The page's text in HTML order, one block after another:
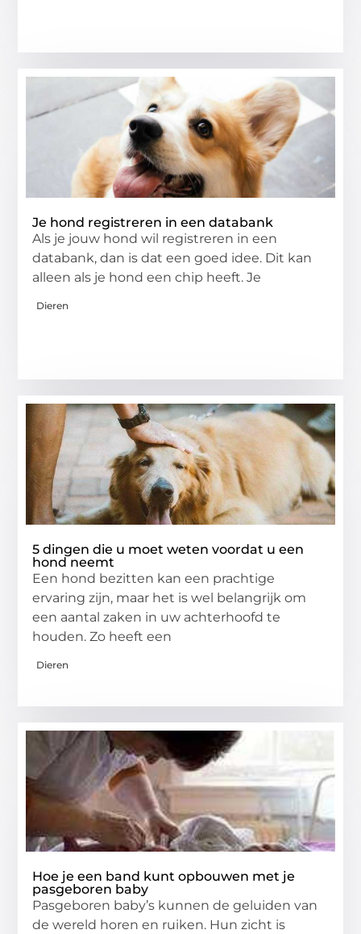
Je hond registreren in een databank
Als je jouw hond wil registreren in een
databank, dan is dat een goed idee. Dit kan
alleen als je hond een chip heeft. Je
Dieren
5 dingen die u moet weten voordat u een
hond neemt
Een hond bezitten kan een prachtige
ervaring zijn, maar het is wel belangrijk om
een aantal zaken in uw achterhoofd te
houden. Zo heeft een
Dieren
Hoe je een band kunt opbouwen met je
pasgeboren baby
Pasgeboren baby’s kunnen de geluiden van
de wereld horen en ruiken. Hun zicht is